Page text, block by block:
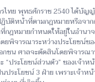
ย พุทธศักราช 2540 ได้บัญ
ติหน้าที่ตามกฎหมายหรือจา
ฎหมายกำหนดให้อยู่ในอำน
พิจารณาระหว่างประโยชน์
ชน ศาลจะตัดสินโดยพิจารณ
“ประโยชน์ส่วนตัว” ของเจ้
ระโยชน์ 3 ฝ่าย เพราะเจ้า